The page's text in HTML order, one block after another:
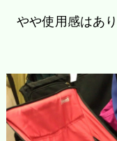
やや使用感はあ